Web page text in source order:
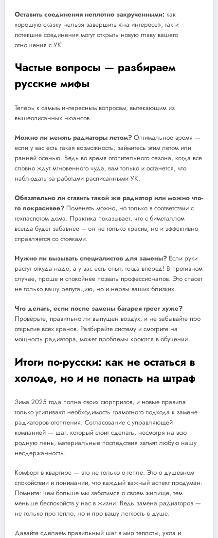
Оставить соединения неплотно закрученными: как
хорошую сказку нельзя завершить «на интересе», так и
потекшие соединения могут открыть новую главу вашего
отношения с УК.
Частые вопросы — разбираем
русские мифы
Теперь к самым интересным вопросам, вытекающим из
вышеописанных нюансов.
Можно ли менять радиаторы летом? Оптимальное время —
если у вас есть такая возможность, займитесь этим летом или
ранней осенью. Ведь во время отопительного сезона, когда все
словно ждут мгновенного чуда, вам только и останется, что
наблюдать за работами расписанными УК.
Обязательно ли ставить такой же радиатор или можно что-
то покрасивее? Поменять можно, но только в соответствии с
техпаспотом дома. Практика показывает, что с биметаллом
всегда будет забавнее – он не только красив, но и эффективно
справляется со стояками.
Нужно ли вызывать специалистов для замены? Если руки
растут откуда надо, а у вас есть опыт, тогда вперед! В противном
случае, проще и спокойнее позвать профессионалов. Это спасет
не только вашу репутацию, но и нервы ваших близких.
Что делать, если после замены батарея греет хуже?
Проверьте, правильно ли выпущен воздух, и не забывайте про
открытие всех кранов. Разбирайте систему и смотрите на
мощность радиатора, может проблемы кроются в обучении.
Итоги по-русски: как не остаться в
холоде, но и не попасть на штраф
Зима 2025 года полна своих сюрпризов, и новые правила
только усиливают необходимость грамотного подхода к замене
радиаторов отопления. Согласование с управляющей
компанией — шаг, который стоит сделать, несмотря на всю
родную лень, материальные последствия затмят любую нашу
несдержанность.
Комфорт в квартире — это не только о тепле. Это о душевном
спокойствии и понимании, что каждый важный аспект продуман.
Помните: чем больше мы заботимся о своем жилище, тем
меньше беспокойств у нас в жизни. Ведь замена радиаторов —
не только про тепло, но и про вашу легкость в душе.
Давайте сделаем правильный шаг в мир теплоты, уюта и